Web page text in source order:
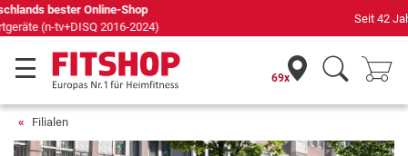
Seit 42 Jahren Ihr Experte für Heimfitness
69x
Filialen